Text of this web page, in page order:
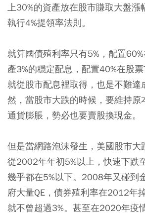
上30%的資產放在股市賺取大盤漲
執行4%提領率法則。
就算國債殖利率只有5%，配置
產3%的穩定配息，配置40%在股
就從股市配息裡取得，也是不難達
然，當股市大跌的時候，要維持原
通貨膨脹，勢必也要賣股換現金。
但是當網路泡沫發生，美國股市大
從2002年年初5%以上，快速下跌
幾乎都在5%以下。2008年又碰到
府大量QE，債券殖利率在2012年
就不曾超過3%。甚至在2020年疫